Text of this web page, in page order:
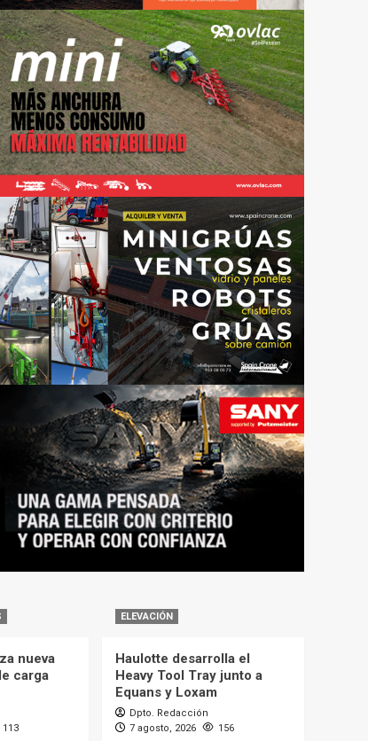
nueva
carga
113
ELEVACIÓN
Haulotte desarrolla el
Heavy Tool Tray junto a
Equans y Loxam
Dpto. Redacción
7 agosto, 2026
156